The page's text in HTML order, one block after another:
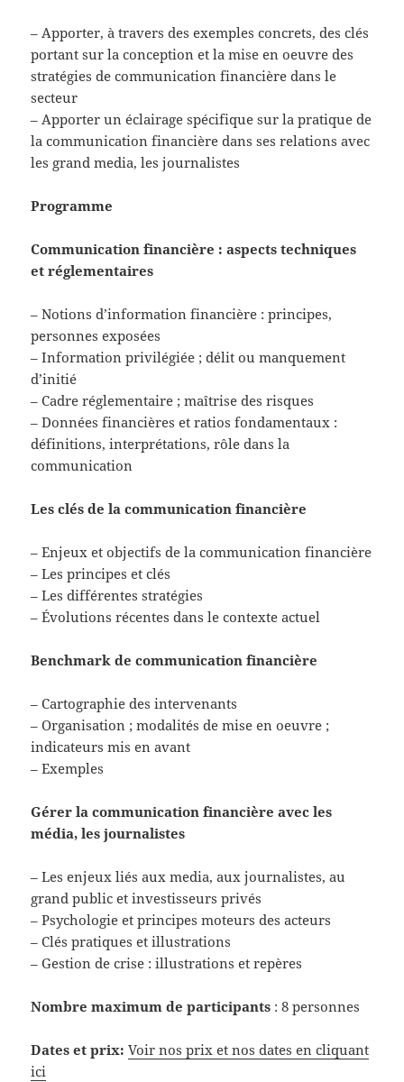
– Apporter, à travers des exemples concrets, des clés
portant sur la conception et la mise en oeuvre des
stratégies de communication financière dans le
secteur
– Apporter un éclairage spécifique sur la pratique de
la communication financière dans ses relations avec
les grand media, les journalistes
Programme
Communication financière : aspects techniques
et réglementaires
– Notions d’information financière : principes,
personnes exposées
– Information privilégiée ; délit ou manquement
d’initié
– Cadre réglementaire ; maîtrise des risques
– Données financières et ratios fondamentaux :
définitions, interprétations, rôle dans la
communication
Les clés de la communication financière
– Enjeux et objectifs de la communication financière
– Les principes et clés
– Les différentes stratégies
– Évolutions récentes dans le contexte actuel
Benchmark de communication financière
– Cartographie des intervenants
– Organisation ; modalités de mise en oeuvre ;
indicateurs mis en avant
– Exemples
Gérer la communication financière avec les
média, les journalistes
– Les enjeux liés aux media, aux journalistes, au
grand public et investisseurs privés
– Psychologie et principes moteurs des acteurs
– Clés pratiques et illustrations
– Gestion de crise : illustrations et repères
Nombre maximum de participants : 8 personnes
Dates et prix:Voir nos prix et nos dates en cliquant
ici